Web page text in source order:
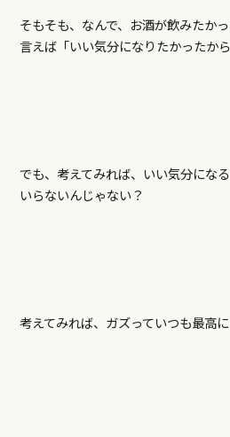
そもそも、なんで、お酒が飲みたか
言えば「いい気分になりたかったから
でも、考えてみれば、いい気分にな
いらないんじゃない？
考えてみれば、ガズっていつも最高